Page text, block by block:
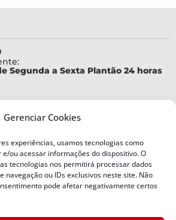
Gerenciar Cookies
experiências, usamos tecnologias como
ou acessar informações do dispositivo. O
tecnologias nos permitirá processar dados
navegação ou IDs exclusivos neste site. Não
pode afetar negativamente certos
Segunda a Sexta Plantão 24 horas
de Santa Catarina